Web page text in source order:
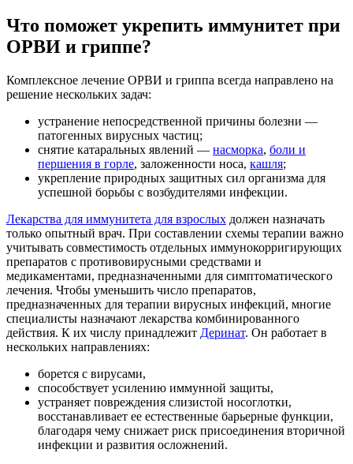
Что поможет укрепить иммунитет при
ОРВИ и гриппе?
Комплексное лечение ОРВИ и гриппа всегда направлено на
решение нескольких задач:
устранение непосредственной причины болезни —
патогенных вирусных частиц;
снятие катаральных явлений — насморка, боли и
першения в горле, заложенности носа, кашля;
укрепление природных защитных сил организма для
успешной борьбы с возбудителями инфекции.
Лекарства для иммунитета для взрослых должен назначать
только опытный врач. При составлении схемы терапии важно
учитывать совместимость отдельных иммунокорригирующих
препаратов с противовирусными средствами и
медикаментами, предназначенными для симптоматического
лечения. Чтобы уменьшить число препаратов,
предназначенных для терапии вирусных инфекций, многие
специалисты назначают лекарства комбинированного
действия. К их числу принадлежит Деринат. Он работает в
нескольких направлениях:
борется с вирусами,
способствует усилению иммунной защиты,
устраняет повреждения слизистой носоглотки,
восстанавливает ее естественные барьерные функции,
благодаря чему снижает риск присоединения вторичной
инфекции и развития осложнений.